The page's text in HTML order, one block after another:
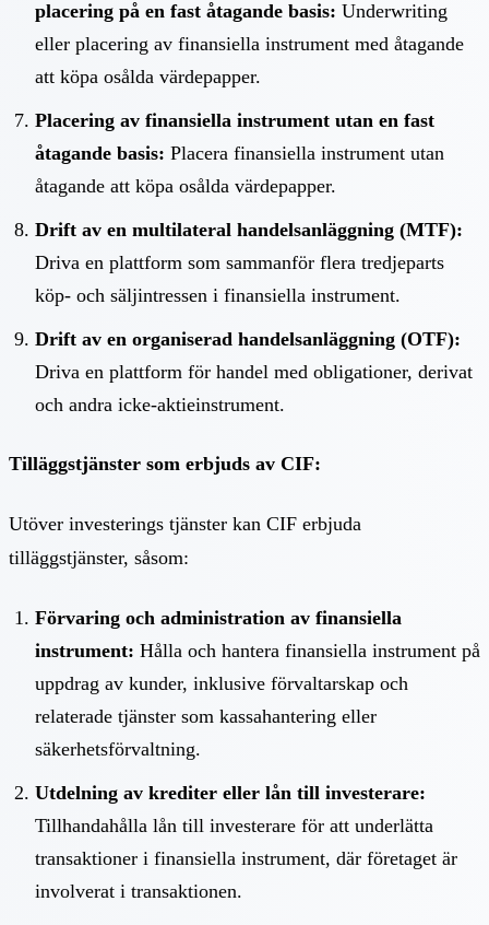
placering på en fast åtagande basis: Underwriting
eller placering av finansiella instrument med åtagande
att köpa osålda värdepapper.
Placering av finansiella instrument utan en fast
åtagande basis: Placera finansiella instrument utan
åtagande att köpa osålda värdepapper.
Drift av en multilateral handelsanläggning (MTF):
Driva en plattform som sammanför flera tredjeparts
köp- och säljintressen i finansiella instrument.
Drift av en organiserad handelsanläggning (OTF):
Driva en plattform för handel med obligationer, derivat
och andra icke-aktieinstrument.
Tilläggstjänster som erbjuds av CIF:
Utöver investerings tjänster kan CIF erbjuda
tilläggstjänster, såsom:
Förvaring och administration av finansiella
instrument: Hålla och hantera finansiella instrument på
uppdrag av kunder, inklusive förvaltarskap och
relaterade tjänster som kassahantering eller
säkerhetsförvaltning.
Utdelning av krediter eller lån till investerare:
Tillhandahålla lån till investerare för att underlätta
transaktioner i finansiella instrument, där företaget är
involverat i transaktionen.